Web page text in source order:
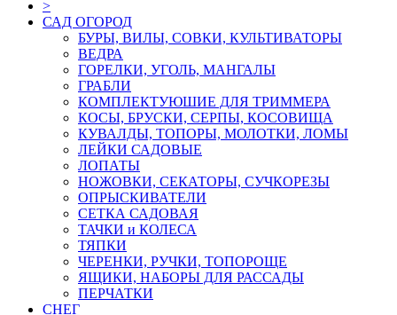
>
САД ОГОРОД
БУРЫ, ВИЛЫ, СОВКИ, КУЛЬТИВАТОРЫ
ВЕДРА
ГОРЕЛКИ, УГОЛЬ, МАНГАЛЫ
ГРАБЛИ
КОМПЛЕКТУЮШИЕ ДЛЯ ТРИММЕРА
КОСЫ, БРУСКИ, СЕРПЫ, КОСОВИЩА
КУВАЛДЫ, ТОПОРЫ, МОЛОТКИ, ЛОМЫ
ЛЕЙКИ САДОВЫЕ
ЛОПАТЫ
НОЖОВКИ, СЕКАТОРЫ, СУЧКОРЕЗЫ
ОПРЫСКИВАТЕЛИ
СЕТКА САДОВАЯ
ТАЧКИ и КОЛЕСА
ТЯПКИ
ЧЕРЕНКИ, РУЧКИ, ТОПОРОЩЕ
ЯЩИКИ, НАБОРЫ ДЛЯ РАССАДЫ
ПЕРЧАТКИ
СНЕГ